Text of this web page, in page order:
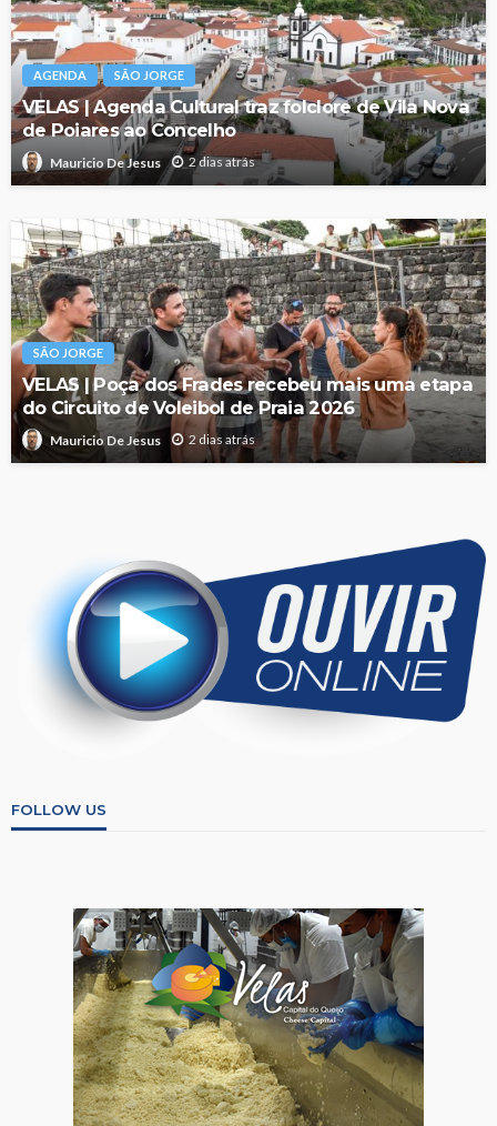
AGENDA SÃO JORGE
VELAS | Agenda Cultural traz folclore de Vila Nova
de Poiares ao Concelho
Mauricio De Jesus 2 dias atrás
SÃO JORGE
VELAS | Poça dos Frades recebeu mais uma etapa
do Circuito de Voleibol de Praia 2026
Mauricio De Jesus 2 dias atrás
FOLLOW US